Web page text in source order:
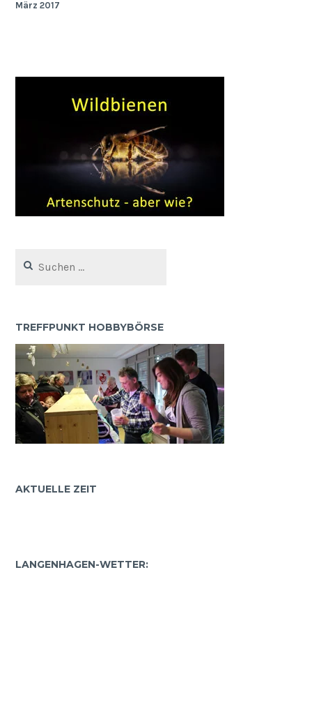
März 2017
nach:
TREFFPUNKT HOBBYBÖRSE
AKTUELLE ZEIT
LANGENHAGEN-WETTER: